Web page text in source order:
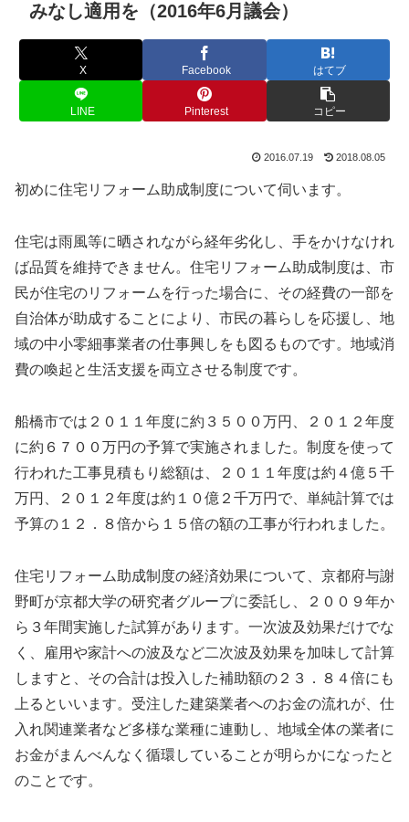
みなし適用を（2016年6月議会）
X Facebook はてブ
LINE Pinterest コピー
2016.07.19 2018.08.05
初めに住宅リフォーム助成制度について伺います。
住宅は雨風等に晒されながら経年劣化し、手をかけなけれ
ば品質を維持できません。住宅リフォーム助成制度は、市
民が住宅のリフォームを行った場合に、その経費の一部を
自治体が助成することにより、市民の暮らしを応援し、地
域の中小零細事業者の仕事興しをも図るものです。地域消
費の喚起と生活支援を両立させる制度です。
船橋市では２０１１年度に約３５００万円、２０１２年度
に約６７００万円の予算で実施されました。制度を使って
行われた工事見積もり総額は、２０１１年度は約４億５千
万円、２０１２年度は約１０億２千万円で、単純計算では
予算の１２．８倍から１５倍の額の工事が行われました。
住宅リフォーム助成制度の経済効果について、京都府与謝
野町が京都大学の研究者グループに委託し、２００９年か
ら３年間実施した試算があります。一次波及効果だけでな
く、雇用や家計への波及など二次波及効果を加味して計算
しますと、その合計は投入した補助額の２３．８４倍にも
上るといいます。受注した建築業者へのお金の流れが、仕
入れ関連業者など多様な業種に連動し、地域全体の業者に
お金がまんべんなく循環していることが明らかになったと
のことです。